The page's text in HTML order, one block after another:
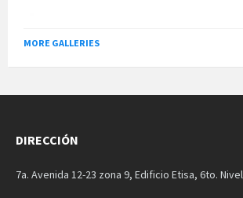
MORE GALLERIES
DIRECCIÓN
7a. Avenida 12-23 zona 9, Edificio Etisa, 6to.